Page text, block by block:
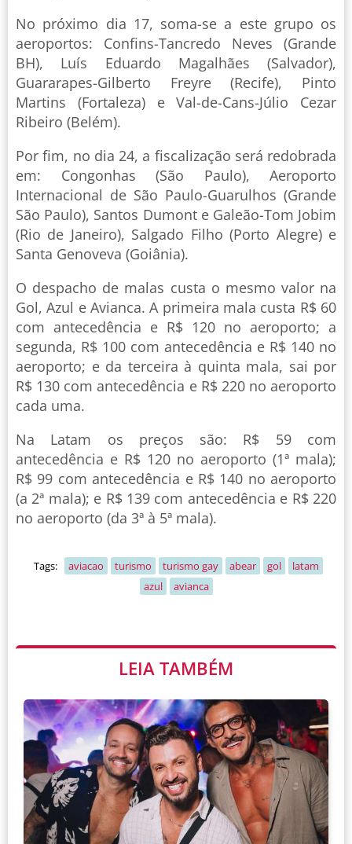
No próximo dia 17, soma-se a este grupo os
aeroportos: Confins-Tancredo Neves (Grande
BH), Luís Eduardo Magalhães (Salvador),
Guararapes-Gilberto Freyre (Recife), Pinto
Martins (Fortaleza) e Val-de-Cans-Júlio Cezar
Ribeiro (Belém).
Por fim, no dia 24, a fiscalização será redobrada
em: Congonhas (São Paulo), Aeroporto
Internacional de São Paulo-Guarulhos (Grande
São Paulo), Santos Dumont e Galeão-Tom Jobim
(Rio de Janeiro), Salgado Filho (Porto Alegre) e
Santa Genoveva (Goiânia).
O despacho de malas custa o mesmo valor na
Gol, Azul e Avianca. A primeira mala custa R$ 60
com antecedência e R$ 120 no aeroporto; a
segunda, R$ 100 com antecedência e R$ 140 no
aeroporto; e da terceira à quinta mala, sai por
R$ 130 com antecedência e R$ 220 no aeroporto
cada uma.
Na Latam os preços são: R$ 59 com
antecedência e R$ 120 no aeroporto (1ª mala);
R$ 99 com antecedência e R$ 140 no aeroporto
(a 2ª mala); e R$ 139 com antecedência e R$ 220
no aeroporto (da 3ª à 5ª mala).
Tags: aviacao turismo turismo gay abear gol
latam
azul
avianca
LEIA TAMBÉM